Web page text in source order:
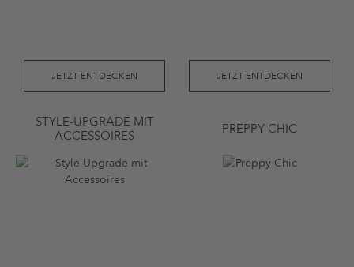
JETZT ENTDECKEN JETZT ENTDECKEN
STYLE-UPGRADE MIT
ACCESSOIRES
PREPPY CHIC